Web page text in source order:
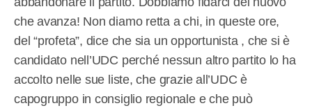
che avanza! Non diamo retta a chi, in queste ore,
del “profeta”, dice che sia un opportunista , che si è
candidato nell’UDC perché nessun altro partito lo ha
accolto nelle sue liste, che grazie all’UDC è
capogruppo in consiglio regionale e che può